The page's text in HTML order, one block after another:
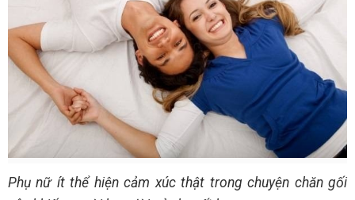
Phụ nữ ít thể hiện cảm xúc thật trong chuyện chăn gối